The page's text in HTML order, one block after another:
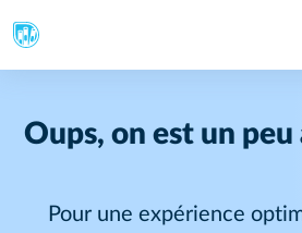
Oups, on est un
Pour une expérience